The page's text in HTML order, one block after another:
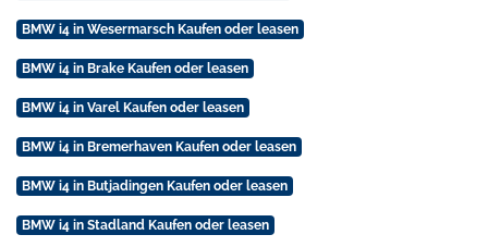
BMW i4 in Wesermarsch Kaufen oder leasen
BMW i4 in Brake Kaufen oder leasen
BMW i4 in Varel Kaufen oder leasen
BMW i4 in Bremerhaven Kaufen oder leasen
BMW i4 in Butjadingen Kaufen oder leasen
BMW i4 in Stadland Kaufen oder leasen